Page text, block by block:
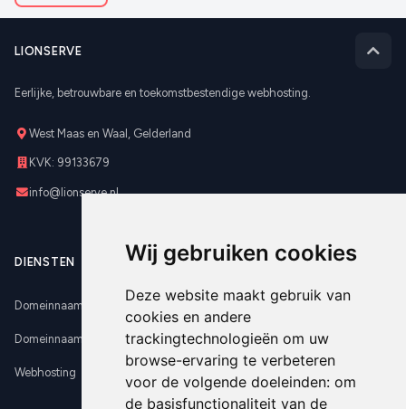
Wij gebruiken cookies
Deze website maakt gebruik van
cookies en andere
trackingtechnologieën om uw
browse-ervaring te verbeteren
voor de volgende doeleinden: om
de basisfunctionaliteit van de
LIONSERVE
Eerlijke, betrouwbare en toekomstbestendige webhosting.
West Maas en Waal, Gelderland
KVK: 99133679
info@lionserve.nl
DIENSTEN
Domeinnaam registreren
Domeinnaam verhuizen
Webhosting